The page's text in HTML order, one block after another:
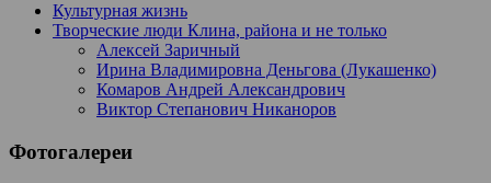
Культурная жизнь
Творческие люди Клина, района и не только
Алексей Заричный
Ирина Владимировна Деньгова (Лукашенко)
Комаров Андрей Александрович
Виктор Степанович Никаноров
Фотогалереи